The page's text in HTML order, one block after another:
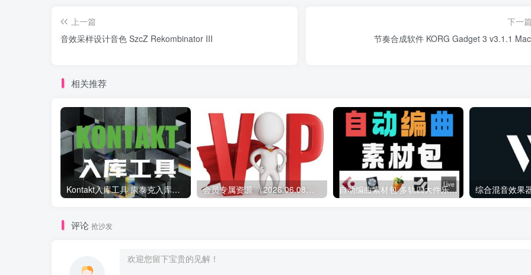
上一篇
音效采样设计音色 SzcZ Rekombinator III
下一
节奏合成软件 KORG Gadget 3 v3.1.1
相关推荐
Kontakt入库工具 康泰克入库教程 会员专属资源 （2026.06.08更新） 自动编曲素材包 多轨四大件乐器 Midi文件
评论 抢沙发